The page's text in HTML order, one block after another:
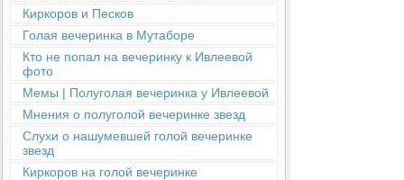
Киркоров и Песков
Голая вечеринка в Мутаборе
Кто не попал на вечеринку к Ивлеевой
фото
Мемы | Полуголая вечеринка у Ивлеевой
Мнения о полуголой вечеринке звезд
Слухи о нашумевшей голой вечеринке
звезд
Киркоров на голой вечеринке